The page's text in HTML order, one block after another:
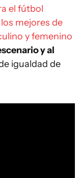
el fútbol
mejores de
y femenino
y al
igualdad de